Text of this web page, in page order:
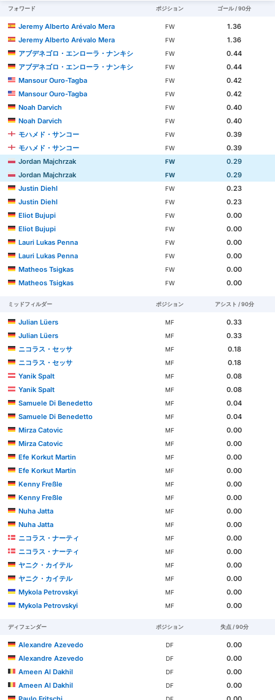
フォワード ポジション ゴール / 90分
Jeremy Alberto Arévalo Mera FW
1.36
Jeremy Alberto Arévalo Mera
FW
1.36
アブデネゴロ・エンローラ・ナンキシ
FW
0.44
アブデネゴロ・エンローラ・ナンキシ
FW
0.44
Mansour Ouro-Tagba
FW
0.42
Mansour Ouro-Tagba
FW
0.42
Noah Darvich
FW
0.40
Noah Darvich
FW
0.40
モハメド・サンコー
FW
0.39
モハメド・サンコー
FW
0.39
Jordan Majchrzak
FW
0.29
Jordan Majchrzak
FW
0.29
Justin Diehl
FW
0.23
Justin Diehl
FW
0.23
Eliot Bujupi
FW
0.00
Eliot Bujupi
FW
0.00
Lauri Lukas Penna
FW
0.00
Lauri Lukas Penna
FW
0.00
Matheos Tsigkas
FW
0.00
Matheos Tsigkas
FW 0.00
ミッドフィルダー ポジション アシスト / 90分
Julian Lüers MF
0.33
Julian Lüers
MF
0.33
ニコラス・セッサ
MF
0.18
ニコラス・セッサ
MF
0.18
Yanik Spalt
MF
0.08
Yanik Spalt
MF
0.08
Samuele Di Benedetto
MF
0.04
Samuele Di Benedetto
MF
0.04
Mirza Catovic
MF
0.00
Mirza Catovic
MF
0.00
Efe Korkut Martin
MF
0.00
Efe Korkut Martin
MF
0.00
Kenny Freßle
MF
0.00
Kenny Freßle
MF
0.00
Nuha Jatta
MF
0.00
Nuha Jatta
MF
0.00
ニコラス・ナーティ
MF
0.00
ニコラス・ナーティ
MF
0.00
ヤニク・カイテル
MF
0.00
ヤニク・カイテル
MF
0.00
Mykola Petrovskyi
MF
0.00
Mykola Petrovskyi
MF 0.00
ディフェンダー ポジション 失点 / 90分
Alexandre Azevedo DF
0.00
Alexandre Azevedo
DF
0.00
Ameen Al Dakhil
DF
0.00
Ameen Al Dakhil
DF
0.00